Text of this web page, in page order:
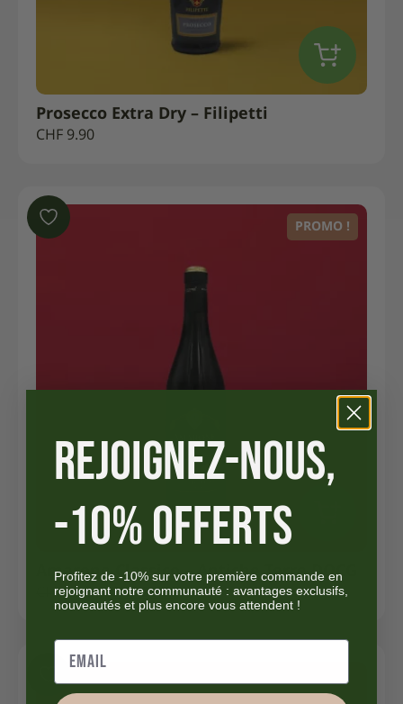
Prosecco Extra Dry – Filipetti
CHF 9.90
PROMO !
Amarone Classico – Antiche Terre DOCG
CHF33.90 Le
prix
CHF26.50Le
prix
REJOIGNEZ-NOUS,
-10% OFFERTS
Profitez de -10% sur votre première commande en
rejoignant notre communauté : avantages exclusifs,
nouveautés et plus encore vous attendent !